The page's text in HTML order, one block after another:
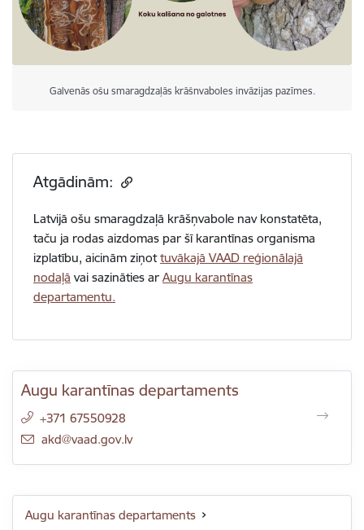
Galvenās ošu smaragdzaļās krāšnvaboles invāzijas pazīmes.
Atgādinām:
Latvijā ošu smaragdzaļā krāšņvabole nav konstatēta,
taču ja rodas aizdomas par šī karantīnas organisma
izplatību, aicinām ziņottuvākajā VAAD reģionālajā
nodaļā vai sazināties ar Augu karantīnas
departamentu.
Augu karantīnas departaments
+371 67550928
E-pasts:
akd@vaad.gov.lv
Augu karantīnas departaments